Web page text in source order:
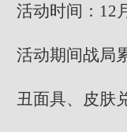
活动时间：12
活动期间战局
丑面具、皮肤